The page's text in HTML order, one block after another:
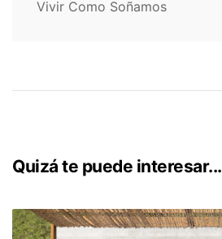
Vivir Como Soñamos
Quizá te puede interesar...